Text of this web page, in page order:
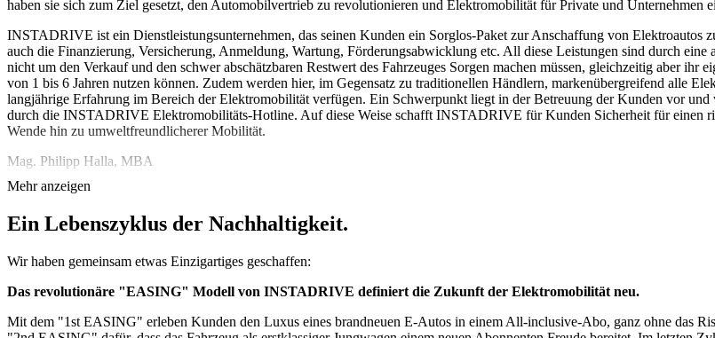
haben sie sich zum Ziel gesetzt, den Automobilvertrieb zu revolutionieren und Elektromobilität für Private und Unternehmen
INSTADRIVE ist ein Dienstleistungsunternehmen, das seinen Kunden ein Sorglos-Paket zur Anschaffung von Elektroautos
auch die Finanzierung, Versicherung, Anmeldung, Wartung, Förderungsabwicklung etc. All diese Leistungen sind durch
nicht um den Verkauf und den schwer abschätzbaren Restwert des Fahrzeuges Sorgen machen müssen, gleichzeitig aber
von 1 bis 6 Jahren nutzen können. Zudem werden hier, im Gegensatz zu traditionellen Händlern, markenübergreifend alle
langjährige Erfahrung im Bereich der Elektromobilität verfügen. Ein Schwerpunkt liegt in der Betreuung der Kunden vor
durch die INSTADRIVE Elektromobilitäts-Hotline. Auf diese Weise schafft INSTADRIVE für Kunden Sicherheit für einen
Wende hin zu umweltfreundlicherer Mobilität.
Mag. Philipp Halla, MBA
Mag. Andreas Mutter, Bakk. MBA
Mehr anzeigen
Ein Lebenszyklus der Nachhaltigkeit.
Wir haben gemeinsam etwas Einzigartiges geschaffen:
Das revolutionäre "EASING" Modell von INSTADRIVE definiert die Zukunft der Elektromobilität neu.
Mit dem "1st EASING" erleben Kunden den Luxus eines brandneuen E-Autos in einem All-inclusive-Abo, ganz ohne das